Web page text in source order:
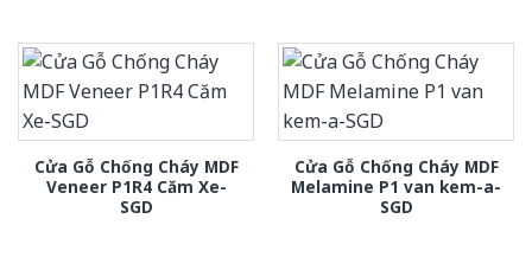
Cửa Gỗ Chống Cháy MDF
Veneer P1R4 Căm Xe-
SGD
Cửa Gỗ Chống Cháy MDF
Melamine P1 van kem-a-
SGD